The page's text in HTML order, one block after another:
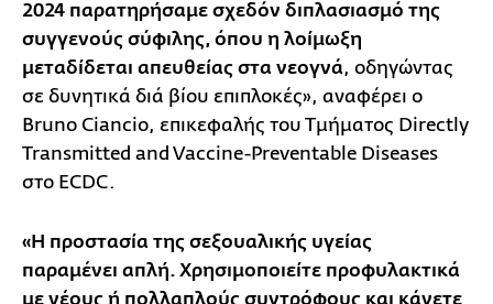
2024 παρατηρήσαμε σχεδόν διπλασιασμό της
συγγενούς σύφιλης, όπου η λοίμωξη
μεταδίδεται απευθείας στα νεογνά, οδηγώντας
σε δυνητικά διά βίου επιπλοκές», αναφέρει ο
Bruno Ciancio, επικεφαλής του Τμήματος Directly
Transmitted and Vaccine-Preventable Diseases
στο ECDC.
«Η προστασία της σεξουαλικής υγείας
παραμένει απλή. Χρησιμοποιείτε προφυλακτικά